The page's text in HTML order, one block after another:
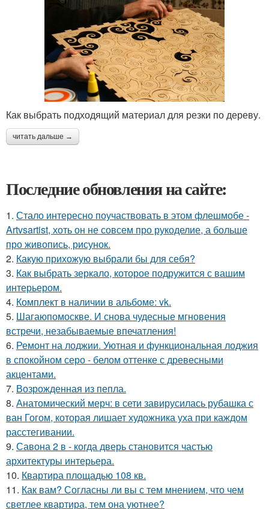
Как выбрать подходящий материал для резки по дереву.
читать дальше →
Последние обновления на сайте:
1. Стало интересно поучаствовать в этом флешмобе -
Artvsartist, хоть он не совсем про рукоделие, а больше
про живопись, рисунок.
2. Какую прихожую выбрали бы для себя?
3. Как выбрать зеркало, которое подружится с вашим
интерьером.
4. Комплект в наличии в альбоме: vk.
5. Шагаюпомоскве. И снова чудесные мгновения
встречи, незабываемые впечатления!
6. Ремонт на лоджии. Уютная и функциональная лоджия
в спокойном серо - белом оттенке с древесными
акцентами.
7. Возрожденная из пепла.
8. Анатомический мерч: в сети завирусилась рубашка с
ван Гогом, которая лишает художника уха при каждом
расстегивании.
9. Савона 2 в - когда дверь становится частью
архитектуры интерьера.
10. Квартира площадью 108 кв.
11. Как вам? Согласны ли вы с тем мнением, что чем
светлее квартира, тем она уютнее?